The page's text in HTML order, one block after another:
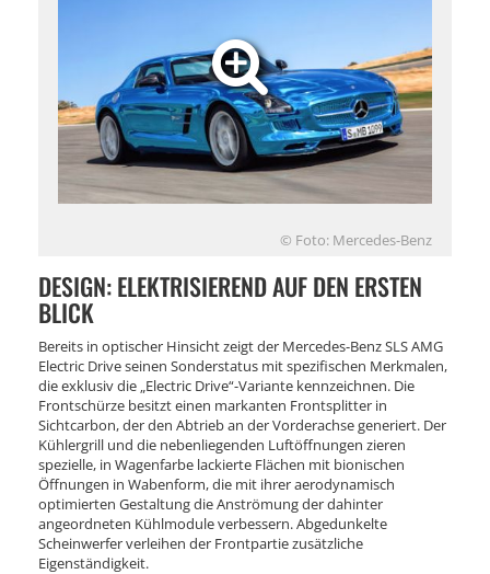
© Foto: Mercedes-Benz
DESIGN: ELEKTRISIEREND AUF DEN ERSTEN
BLICK
Bereits in optischer Hinsicht zeigt der Mercedes-Benz SLS AMG
Electric Drive seinen Sonderstatus mit spezifischen Merkmalen,
die exklusiv die „Electric Drive“-Variante kennzeichnen. Die
Frontschürze besitzt einen markanten Frontsplitter in
Sichtcarbon, der den Abtrieb an der Vorderachse generiert. Der
Kühlergrill und die nebenliegenden Luftöffnungen zieren
spezielle, in Wagenfarbe lackierte Flächen mit bionischen
Öffnungen in Wabenform, die mit ihrer aerodynamisch
optimierten Gestaltung die Anströmung der dahinter
angeordneten Kühlmodule verbessern. Abgedunkelte
Scheinwerfer verleihen der Frontpartie zusätzliche
Eigenständigkeit.